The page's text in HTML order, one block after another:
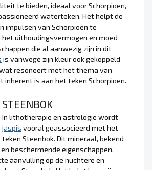
te bieden, ideaal voor Schorpioen,
waterteken. Het helpt de
impulsen van Schorpioen te
uithoudingsvermogen en moed
die al aanwezig zijn in dit
is vanwege zijn kleur ook gekoppeld
resoneert met het thema van
is aan het teken Schorpioen.
STEENBOK
In lithotherapie en astrologie wordt
jaspis vooral geassocieerd met het
teken Steenbok. Dit mineraal, bekend
beschermende eigenschappen,
aanvulling op de nuchtere en